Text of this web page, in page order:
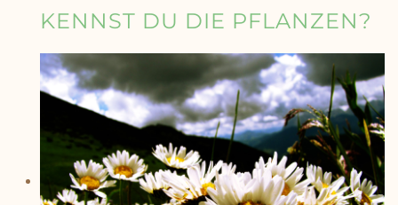
KENNST DU DIE PFLANZEN?